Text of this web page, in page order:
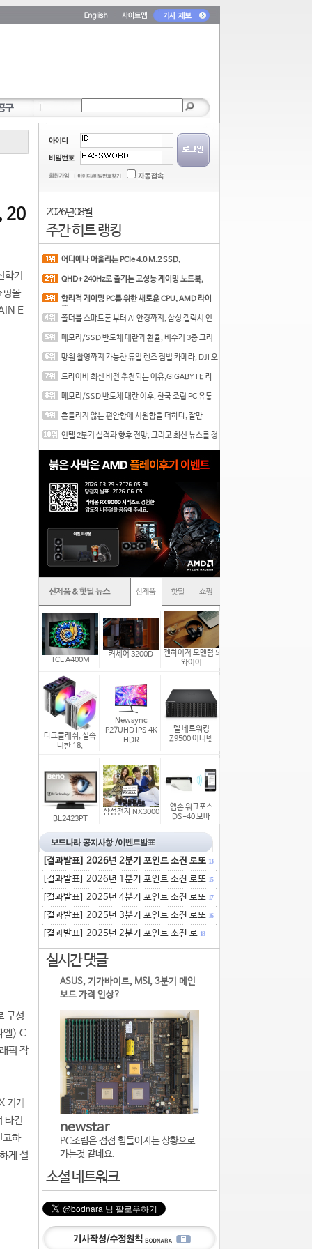
20
기
몰
E
구성
엘) C
픽 작
기계
타건
고하
게 설
2026년 08월
주간 히트 랭킹
어디에나 어울리는 PCIe 4.0 M.2 SSD,
QHD+ 240Hz로 즐기는 고성능 게이밍 노트북,
합리적 게이밍 PC를 위한 새로운 CPU, AMD 라이
폴더블 스마트폰 부터 AI 안경까지, 삼성 갤럭시 언
메모리/SSD 반도체 대란과 환율, 비수기 3중 크리
망원 촬영까지 가능한 듀얼 렌즈 짐벌 카메라, DJI 오
드라이버 최신 버전 추천되는 이유,GIGABYTE 라
메모리/SSD 반도체 대란 이후, 한국 조립 PC 유통
흔들리지 않는 편안함에 시원함을 더하다, 잘만
인텔 2분기 실적과 향후 전망, 그리고 최신 뉴스를 정
TCL A400M
커세어 3200D
젠하이저 모멘텀 5
와이어
다크플래쉬, 실속
더한 18,
Newsync
P27UHD IPS 4K
HDR
델 네트워킹
Z9500 이더넷
BL2423PT
삼성전자 NX3000
엡손 워크포스
DS-40 모바
[결과발표] 2026년 2분기 포인트 소진 로또 13
[결과발표] 2026년 1분기 포인트 소진 로또 15
[결과발표] 2025년 4분기 포인트 소진 로또 17
[결과발표] 2025년 3분기 포인트 소진 로또 16
[결과발표] 2025년 2분기 포인트 소진 로 18
실시간 댓글
ASUS, 기가바이트, MSI, 3분기 메인
보드 가격 인상?
newstar
PC조립은 점점 힘들어지는 상황으로
가는것 같네요.
소셜 네트워크